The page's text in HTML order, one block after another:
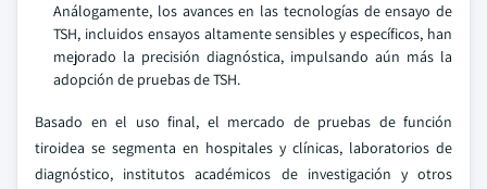
Análogamente, los avances en las tecnologías de ensayo de
TSH, incluidos ensayos altamente sensibles y específicos, han
mejorado la precisión diagnóstica, impulsando aún más la
adopción de pruebas de TSH.
Basado en el uso final, el mercado de pruebas de función
tiroidea se segmenta en hospitales y clínicas, laboratorios de
diagnóstico, institutos académicos de investigación y otros